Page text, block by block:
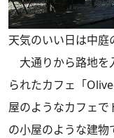
天気のいい日は中庭
大通りから路地を
られたカフェ「
屋のようなカフェ
の小屋のような建物